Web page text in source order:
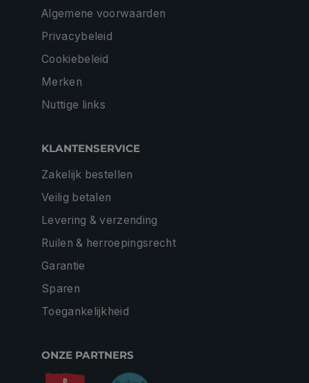
Algemene voorwaarden
Privacybeleid
Cookiebeleid
Merken
Nuttige links
KLANTENSERVICE
Zakelijk bestellen
Veilig betalen
Levering & verzending
Ruilen & herroepingsrecht
Garantie
Sparen
Toegankelijkheid
ONZE PARTNERS